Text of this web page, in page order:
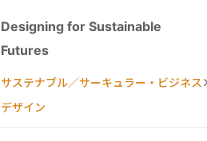
Designing for Sustainable
Futures
サステナブル／サーキュラー・ビジネス
デザイン